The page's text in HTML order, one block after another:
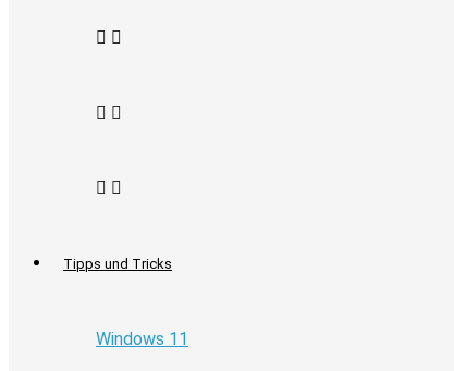
Tipps und Tricks
Windows 11